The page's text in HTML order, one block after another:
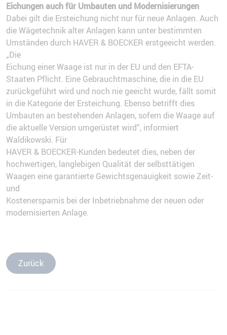
Eichungen auch für Umbauten und Modernisierungen
Dabei gilt die Ersteichung nicht nur für neue Anlagen. Auch
die Wägetechnik alter Anlagen kann unter bestimmten
Umständen durch HAVER & BOECKER erstgeeicht werden.
„Die
Eichung einer Waage ist nur in der EU und den EFTA-
Staaten Pflicht. Eine Gebrauchtmaschine, die in die EU
zurückgeführt wird und noch nie geeicht wurde, fällt somit
in die Kategorie der Ersteichung. Ebenso betrifft dies
Umbauten an bestehenden Anlagen, sofern die Waage auf
die aktuelle Version umgerüstet wird“, informiert
Waldikowski. Für
HAVER & BOECKER-Kunden bedeutet dies, neben der
hochwertigen, langlebigen Qualität der selbsttätigen
Waagen eine garantierte Gewichtsgenauigkeit sowie Zeit-
und
Kostenersparnis bei der Inbetriebnahme der neuen oder
modernisierten Anlage.
Zurück